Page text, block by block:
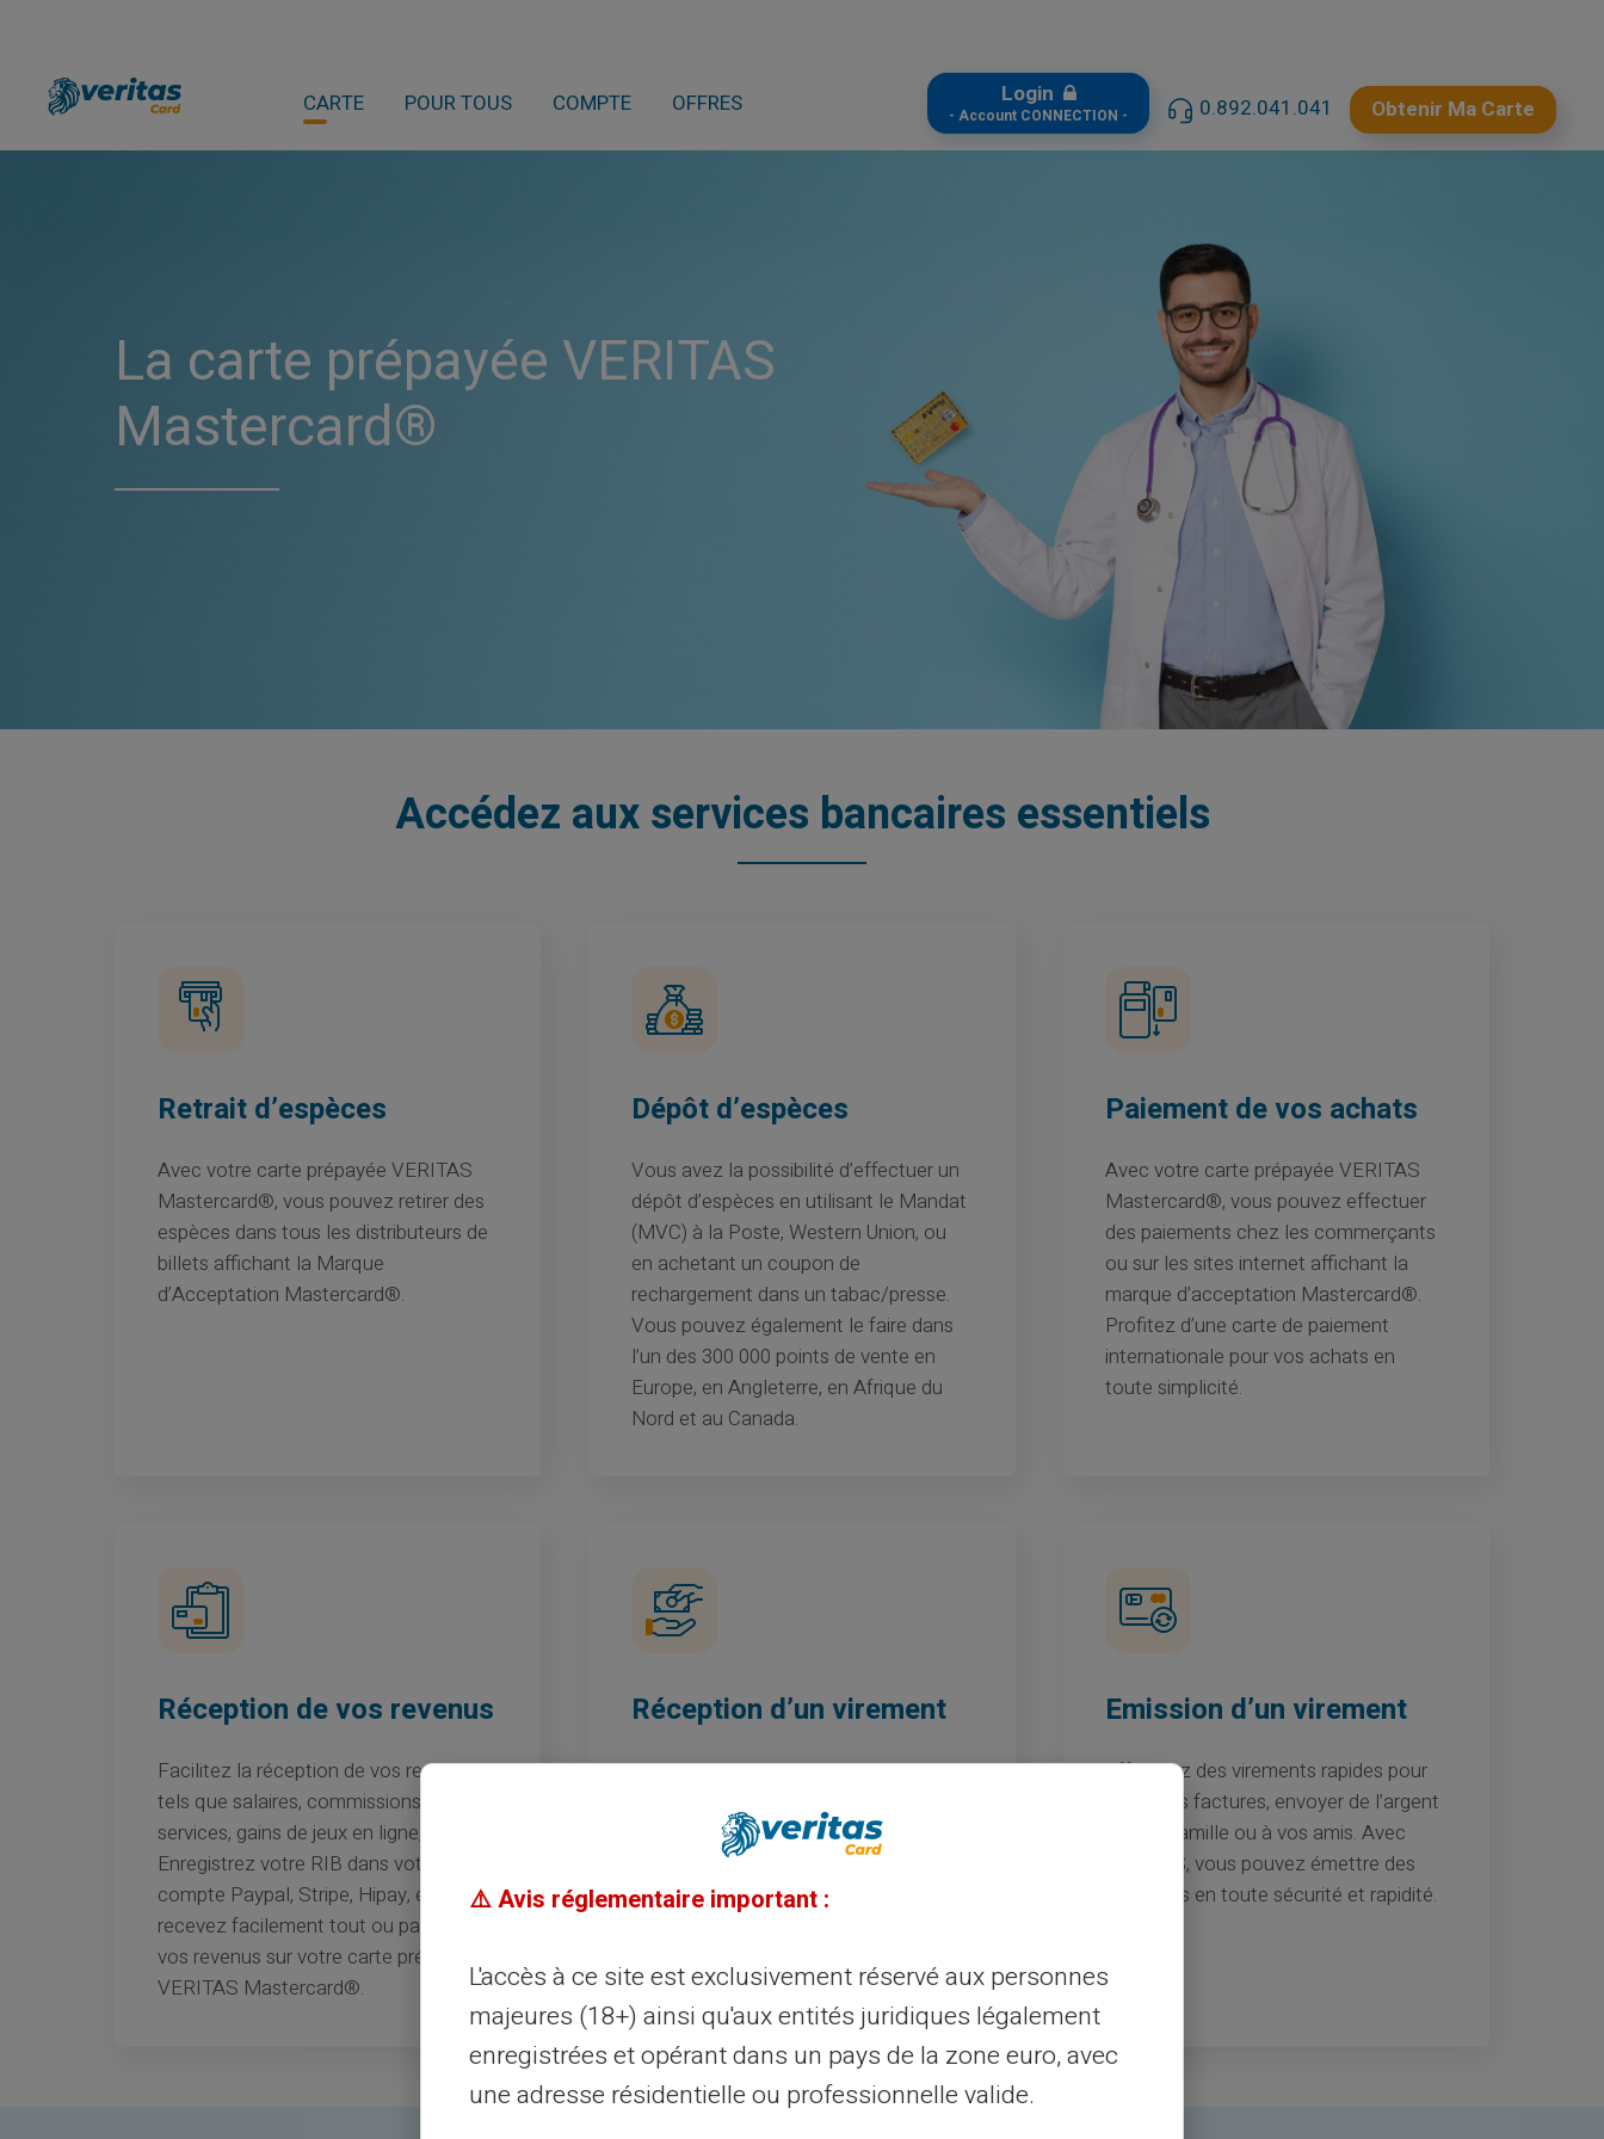
CARTE POUR TOUS COMPTE OFFRES Login
- Account CONNECTION - 0.892.041.041 Obtenir Ma Carte
La carte prépayée VERITAS
Mastercard®
Accédez aux services bancaires essentiels
Retrait d’espèces
Avec votre carte prépayée VERITAS
Mastercard®, vous pouvez retirer des
espèces dans tous les distributeurs de
billets affichant la Marque
d’Acceptation Mastercard®.
Dépôt d’espèces
Vous avez la possibilité d’effectuer un
dépôt d’espèces en utilisant le Mandat
(MVC) à la Poste, Western Union, ou
en achetant un coupon de
rechargement dans un tabac/presse.
Vous pouvez également le faire dans
l’un des 300 000 points de vente en
Europe, en Angleterre, en Afrique du
Nord et au Canada.
Paiement de vos achats
Avec votre carte prépayée VERITAS
Mastercard®, vous pouvez effectuer
des paiements chez les commerçants
ou sur les sites internet affichant la
marque d’acceptation Mastercard®.
Profitez d’une carte de paiement
internationale pour vos achats en
toute simplicité.
Réception de vos revenus
Facilitez la réception de vos revenus
tels que salaires, commissions de
services, gains de jeux en ligne, etc.
Enregistrez votre RIB dans votre
compte Paypal, Stripe, Hipay, et
recevez facilement tout ou partie de
vos revenus sur votre carte prépayée
VERITAS Mastercard®.
Réception d’un virement
Grâce à votre RIB dédié inclus avec
facilement recevoir des virements sur
votre carte prépayée VERITAS
Mastercard®. Simplifiez vos
Emission d’un virement
Effectuez des virements rapides pour
payer vos factures, envoyer de l’argent
à votre famille ou à vos amis. Avec
VERITAS, vous pouvez émettre des
virements en toute sécurité et rapidité.
⚠️ Avis réglementaire important :
L'accès à ce site est exclusivement réservé aux personnes
majeures (18+) ainsi qu'aux entités juridiques légalement
enregistrées et opérant dans un pays de la zone euro, avec
une adresse résidentielle ou professionnelle valide.